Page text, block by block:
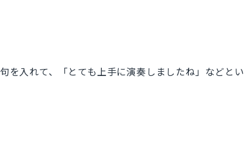
入れて、「とても上手に演奏しましたね」などとい